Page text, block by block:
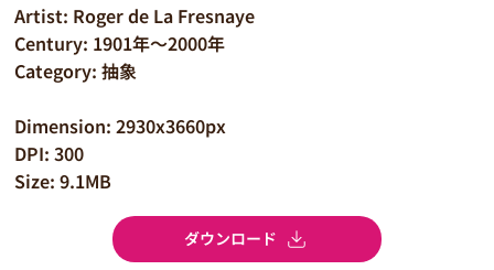
Artist: Roger de La Fresnaye
Century: 1901年～2000年
Category: 抽象
Dimension: 2930x3660px
DPI: 300
Size: 9.1MB
ダウンロード